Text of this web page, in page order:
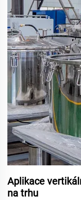
Aplikace
na trhu